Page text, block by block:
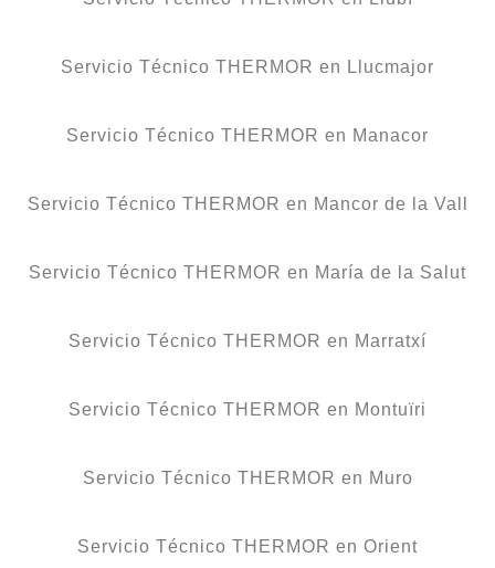
Servicio Técnico THERMOR en Llucmajor
Servicio Técnico THERMOR en Manacor
Servicio Técnico THERMOR en Mancor de la Vall
Servicio Técnico THERMOR en María de la Salut
Servicio Técnico THERMOR en Marratxí
Servicio Técnico THERMOR en Montuïri
Servicio Técnico THERMOR en Muro
Servicio Técnico THERMOR en Orient